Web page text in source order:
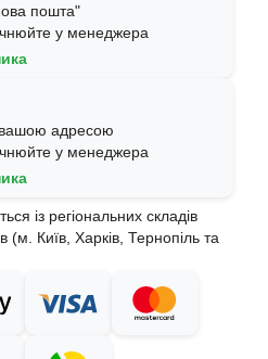
пошта"
у менеджера
адресою
у менеджера
із регіональних складів
(м. Київ, Харків, Тернопіль та